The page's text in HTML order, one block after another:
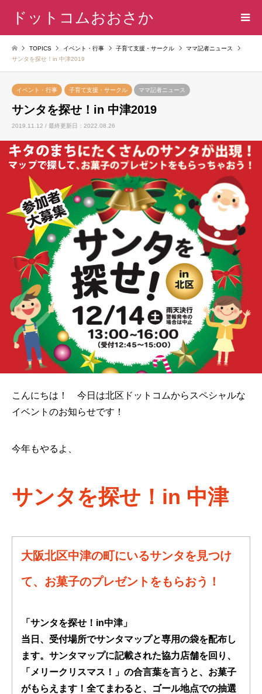
ドットコムおおさか
TOPICS イベント・行事 子育て支援・サークル
ママ記者ニュース
サンタを探せ！in 中津2019
イベント・行事 子育て支援・サークル ママ記者ニュース
サンタを探せ！in 中津2019
2019.11.12 / 最終更新日：2022.08.26
こんにちは！ 今日は北区ドットコムからスペシャルな
イベントのお知らせです！
今年もやるよ、
サンタを探せ！in 中津
大阪北区中津の町にいるサンタを見つけ
て、お菓子のプレゼントをもらおう！
「サンタを探せ！in中津」
当日、受付場所でサンタマップと専用の袋を配布し
ます。 サンタマップに記載された協力店舗を回り、
「メリークリスマス！」の合言葉を言うと、 お菓子
がもらえます！全てまわると、ゴール地点での抽選